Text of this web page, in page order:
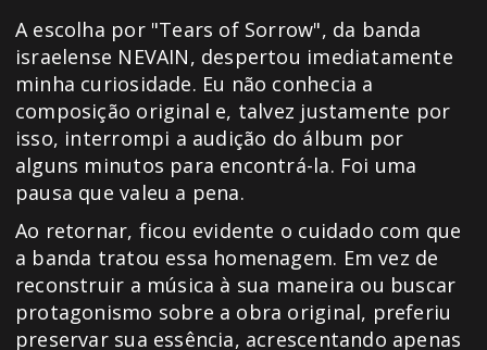
A escolha por "Tears of Sorrow", da banda
israelense NEVAIN, despertou imediatamente
minha curiosidade. Eu não conhecia a
composição original e, talvez justamente por
isso, interrompi a audição do álbum por
alguns minutos para encontrá-la. Foi uma
pausa que valeu a pena.
Ao retornar, ficou evidente o cuidado com que
a banda tratou essa homenagem. Em vez de
reconstruir a música à sua maneira ou buscar
protagonismo sobre a obra original, preferiu
preservar sua essência, acrescentando apenas